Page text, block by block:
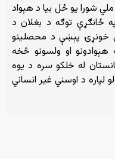
شورا یو ځل بیا د هېواد
ځانګړې توګه د بغلان د
خونړۍ پېښې د محصلینو
او ولسونو څخه
له خلکو سره د یوه
د اوسني غیر انساني